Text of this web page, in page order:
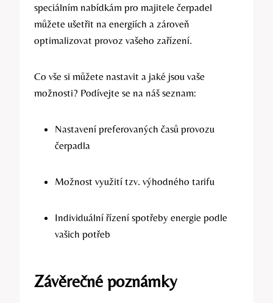
speciálním nabídkám pro majitele čerpadel
můžete ušetřit na energiích a zároveň
optimalizovat provoz vašeho zařízení.
Co vše si můžete nastavit a jaké jsou vaše
možnosti? Podívejte se na náš seznam:
Nastavení preferovaných časů provozu
čerpadla
Možnost využití tzv. výhodného tarifu
Individuální řízení spotřeby energie podle
vašich potřeb
Závěrečné poznámky